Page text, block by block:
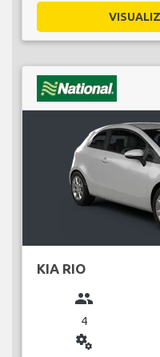
KIA RIO
group
4
miscellaneous_services